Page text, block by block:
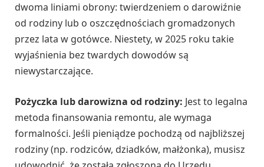
dwoma liniami obrony: twierdzeniem o darowiźnie
od rodziny lub o oszczędnościach gromadzonych
przez lata w gotówce. Niestety, w 2025 roku takie
wyjaśnienia bez twardych dowodów są
niewystarczające.
Pożyczka lub darowizna od rodziny: Jest to legalna
metoda finansowania remontu, ale wymaga
formalności. Jeśli pieniądze pochodzą od najbliższej
rodziny (np. rodziców, dziadków, małżonka), musisz